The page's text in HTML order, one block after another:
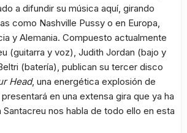
a difundir su música aquí, girando
como Nashville Pussy o en Europa,
y Alemania. Compuesto actualmente
(guitarra y voz), Judith Jordan (bajo y
(batería), publican su tercer disco
Head, una energética explosión de
en una extensa gira que ya ha
nos habla de todo ello en esta